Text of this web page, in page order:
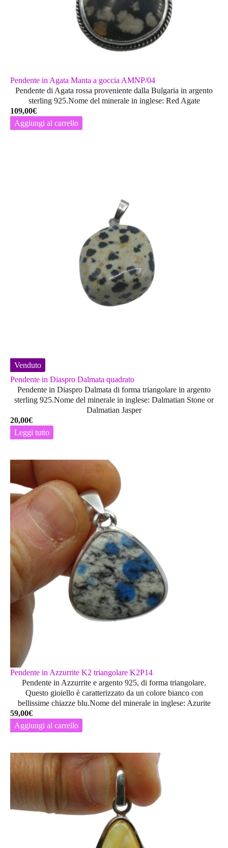
Pendente in Agata Manta a goccia AMNP/04
Pendente di Agata rossa proveniente dalla Bulgaria in argento
sterling 925.Nome del minerale in inglese: Red Agate
109,00€
Aggiungi al carrello
Venduto
Pendente in Diaspro Dalmata quadrato
Pendente in Diaspro Dalmata di forma triangolare in argento
sterling 925.Nome del minerale in inglese: Dalmatian Stone or
Dalmatian Jasper
20,00€
Leggi tutto
Pendente in Azzurrite K2 triangolare K2P14
Pendente in Azzurrite e argento 925, di forma triangolare.
Questo gioiello è caratterizzato da un colore bianco con
bellissime chiazze blu.Nome del minerale in inglese: Azurite
59,00€
Aggiungi al carrello